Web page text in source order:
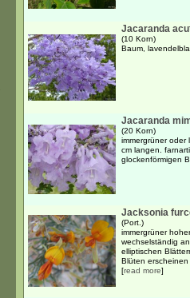
Jacaranda
(10 Korn)
Baum,
Jacaranda
(20 Korn)
immergrüner oder
cm langen.
glockenförmigen
Jacksonia
(Port.)
immergrüner
wechselständig
elliptischen
Blüten erscheinen
[read more]